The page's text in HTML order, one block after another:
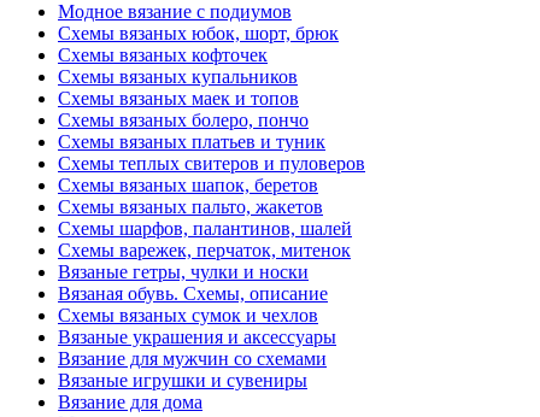
Модное вязание с подиумов
Схемы вязаных юбок, шорт, брюк
Схемы вязаных кофточек
Схемы вязаных купальников
Схемы вязаных маек и топов
Схемы вязаных болеро, пончо
Схемы вязаных платьев и туник
Схемы теплых свитеров и пуловеров
Схемы вязаных шапок, беретов
Схемы вязаных пальто, жакетов
Схемы шарфов, палантинов, шалей
Схемы варежек, перчаток, митенок
Вязаные гетры, чулки и носки
Вязаная обувь. Схемы, описание
Схемы вязаных сумок и чехлов
Вязаные украшения и аксессуары
Вязание для мужчин со схемами
Вязаные игрушки и сувениры
Вязание для дома